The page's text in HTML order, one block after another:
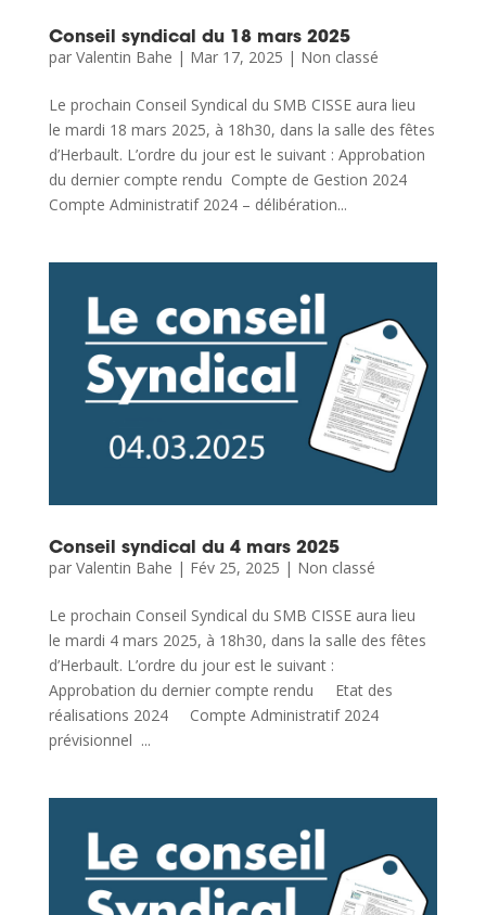
Conseil syndical du 18 mars 2025
par Valentin Bahe | Mar 17, 2025 | Non classé
Le prochain Conseil Syndical du SMB CISSE aura lieu
le mardi 18 mars 2025, à 18h30, dans la salle des fêtes
d’Herbault. L’ordre du jour est le suivant : Approbation
du dernier compte rendu Compte de Gestion 2024
Compte Administratif 2024 – délibération...
Conseil syndical du 4 mars 2025
par Valentin Bahe | Fév 25, 2025 | Non classé
Le prochain Conseil Syndical du SMB CISSE aura lieu
le mardi 4 mars 2025, à 18h30, dans la salle des fêtes
d’Herbault. L’ordre du jour est le suivant :
Approbation du dernier compte rendu Etat des
réalisations 2024 Compte Administratif 2024
prévisionnel ...